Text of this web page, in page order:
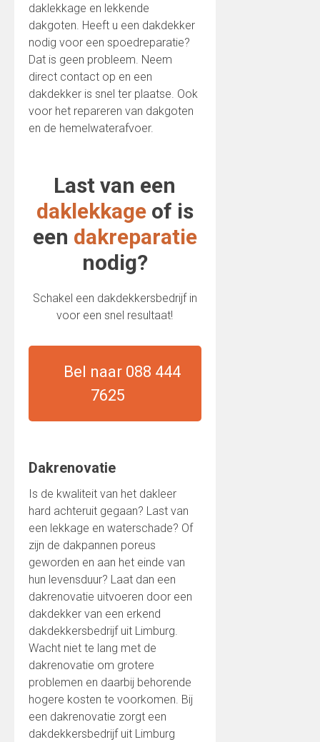
daklekkage en lekkende
dakgoten. Heeft u een dakdekker
nodig voor een spoedreparatie?
Dat is geen probleem. Neem
direct contact op en een
dakdekker is snel ter plaatse. Ook
voor het repareren van dakgoten
en de hemelwaterafvoer.
Last van een
daklekkageof is
een dakreparatie
nodig?
Schakel een dakdekkersbedrijf in
voor een snel resultaat!
Bel naar 088 444
7625
Dakrenovatie
Is de kwaliteit van het dakleer
hard achteruit gegaan? Last van
een lekkage en waterschade? Of
zijn de dakpannen poreus
geworden en aan het einde van
hun levensduur? Laat dan een
dakrenovatie uitvoeren door een
dakdekker van een erkend
dakdekkersbedrijf uit Limburg.
Wacht niet te lang met de
dakrenovatie om grotere
problemen en daarbij behorende
hogere kosten te voorkomen. Bij
een dakrenovatie zorgt een
dakdekkersbedrijf uit Limburg